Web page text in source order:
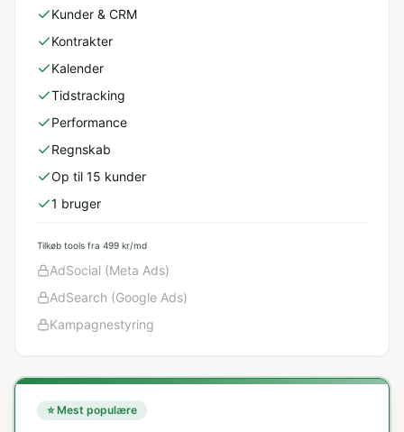
Kunder & CRM
Kontrakter
Kalender
Tidstracking
Performance
Regnskab
Op til 15 kunder
1 bruger
Tilkøb tools fra 499 kr/md
AdSocial (Meta Ads)
AdSearch (Google Ads)
Kampagnestyring
⭐ Mest populære